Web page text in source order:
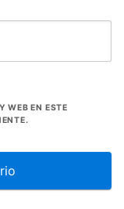
WEB EN ESTE